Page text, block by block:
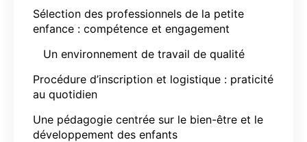
Sélection des professionnels de la petite
enfance : compétence et engagement
Un environnement de travail de qualité
Procédure d’inscription et logistique : praticité
au quotidien
Une pédagogie centrée sur le bien-être et le
développement des enfants